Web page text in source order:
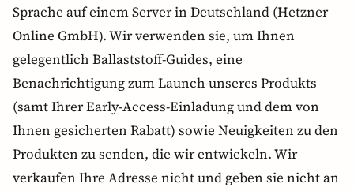
Sprache auf einem Server in Deutschland (Hetzner
Online GmbH). Wir verwenden sie, um Ihnen
gelegentlich Ballaststoff-Guides, eine
Benachrichtigung zum Launch unseres Produkts
(samt Ihrer Early-Access-Einladung und dem von
Ihnen gesicherten Rabatt) sowie Neuigkeiten zu den
Produkten zu senden, die wir entwickeln. Wir
verkaufen Ihre Adresse nicht und geben sie nicht an